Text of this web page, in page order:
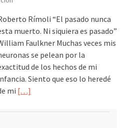
Rímoli “El pasado nunca
muerto. Ni siquiera es pasado”
Faulkner Muchas veces mis
se pelean por la
de los hechos de mi
Siento que eso lo heredé
mi […]